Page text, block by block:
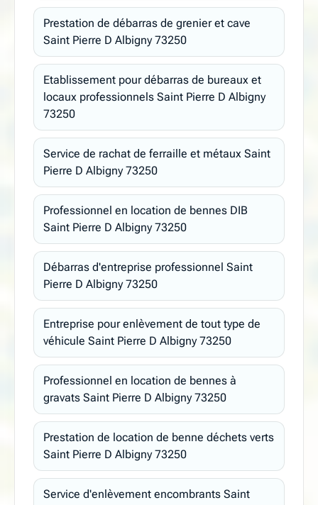
Prestation de débarras de grenier et cave
Saint Pierre D Albigny 73250
Etablissement pour débarras de bureaux et
locaux professionnels Saint Pierre D Albigny
73250
Service de rachat de ferraille et métaux Saint
Pierre D Albigny 73250
Professionnel en location de bennes DIB
Saint Pierre D Albigny 73250
Débarras d'entreprise professionnel Saint
Pierre D Albigny 73250
Entreprise pour enlèvement de tout type de
véhicule Saint Pierre D Albigny 73250
Professionnel en location de bennes à
gravats Saint Pierre D Albigny 73250
Prestation de location de benne déchets verts
Saint Pierre D Albigny 73250
Service d'enlèvement encombrants Saint